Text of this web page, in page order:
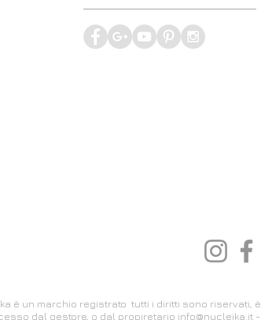
è un marchio registrato tutti i diritti sono riservati, è
dal gestore, o dal propiretario info@nucleika.it-